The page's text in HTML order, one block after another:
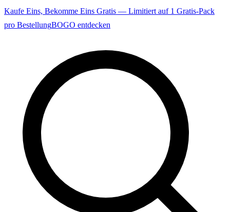
Kaufe Eins, Bekomme Eins Gratis — Limitiert auf 1 Gratis-Pack
pro BestellungBOGO entdecken